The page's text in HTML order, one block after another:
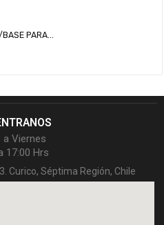
PARA...
a Viernes
17:00 Hrs
Curico, Séptima Región, Chile